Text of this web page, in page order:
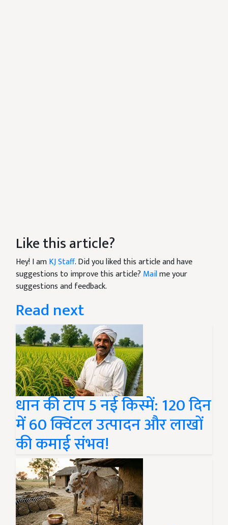
Like this article?
Hey! I amKJ Staff. Did you liked this article and have
suggestions to improve this article? Mailme your
suggestions and feedback.
Read next
धान की टॉप 5 नई किस्में: 120 दिन
में 60 क्विंटल उत्पादन और लाखों
की कमाई संभव!